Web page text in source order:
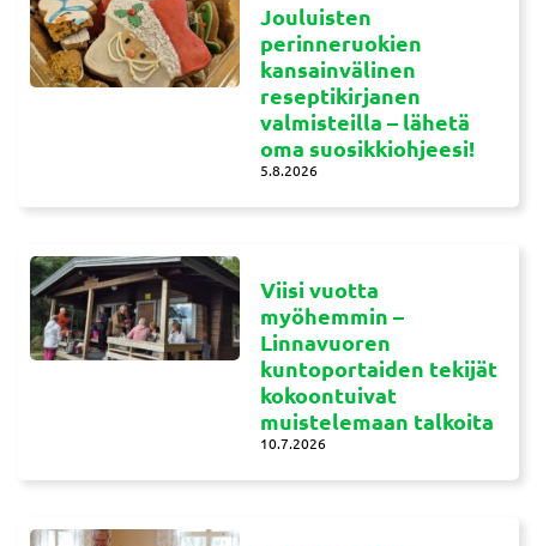
Jouluisten
perinneruokien
kansainvälinen
reseptikirjanen
valmisteilla – lähetä
oma suosikkiohjeesi!
5.8.2026
Viisi vuotta
myöhemmin –
Linnavuoren
kuntoportaiden tekijät
kokoontuivat
muistelemaan talkoita
10.7.2026